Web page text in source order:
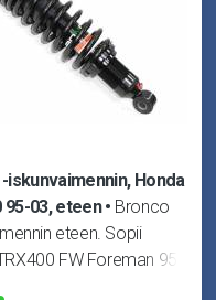
iskunvaimennin, Honda
95-03, eteen
Bronco
eteen. Sopii
FW Foreman 95-